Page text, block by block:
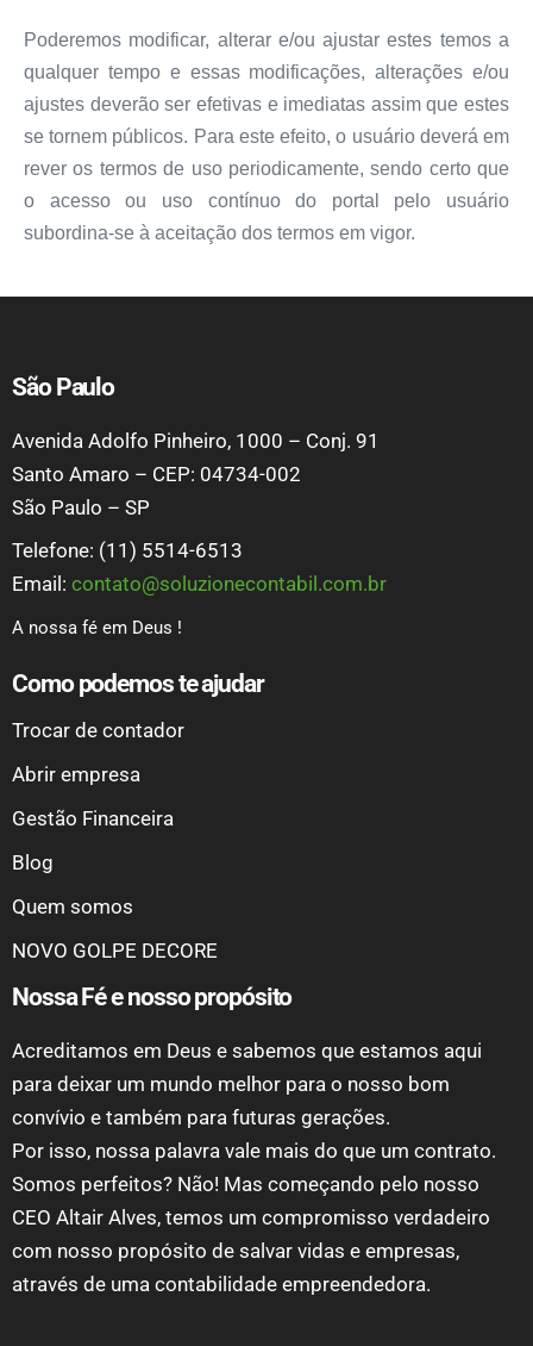
Poderemos modificar, alterar e/ou ajustar estes temos a
qualquer tempo e essas modificações, alterações e/ou
ajustes deverão ser efetivas e imediatas assim que estes
se tornem públicos. Para este efeito, o usuário deverá em
rever os termos de uso periodicamente, sendo certo que
o acesso ou uso contínuo do portal pelo usuário
subordina-se à aceitação dos termos em vigor.
São Paulo
Avenida Adolfo Pinheiro, 1000 – Conj. 91
Santo Amaro – CEP: 04734-002
São Paulo – SP
Telefone: (11) 5514-6513
Email: contato@soluzionecontabil.com.br
A nossa fé em Deus !
Como podemos te ajudar
Trocar de contador
Abrir empresa
Gestão Financeira
Blog
Quem somos
NOVO GOLPE DECORE
Nossa Fé e nosso propósito
Acreditamos em Deus e sabemos que estamos aqui
para deixar um mundo melhor para o nosso bom
convívio e também para futuras gerações.
Por isso, nossa palavra vale mais do que um contrato.
Somos perfeitos? Não! Mas começando pelo nosso
CEO Altair Alves, temos um compromisso verdadeiro
com nosso propósito de salvar vidas e empresas,
através de uma contabilidade empreendedora.